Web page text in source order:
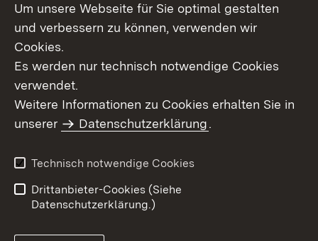
Themenübersicht
Barrierefreiheit
Um unsere Webseite für Sie optimal gestalten
und verbessern zu können, verwenden wir
Cookies.
Es werden nur technisch notwendige Cookies
verwendet.
Weitere Informationen zu Cookies erhalten Sie in
unserer
Datenschutzerklärung.
Technisch notwendige Cookies
Drittanbieter-Cookies (Siehe
Datenschutzerklärung.)